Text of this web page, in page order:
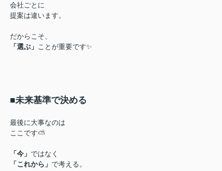
会社ごとに
提案は違います。
だからこそ、
「選ぶ」 ことが重要です✨
■未来基準で決める
最後に大事なのは
ここです⛅
「今」 ではなく
「これから」 で考える。